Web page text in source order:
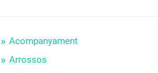
Acompanyament
Arrossos